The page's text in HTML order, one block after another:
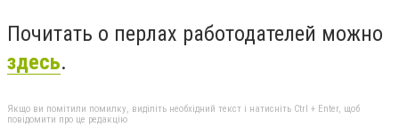
Почитать о перлах работодателей можно
здесь.
Якщо ви помітили помилку, виділіть необхідний текст і натисніть Ctrl + Enter, щоб
повідомити про це редакцію